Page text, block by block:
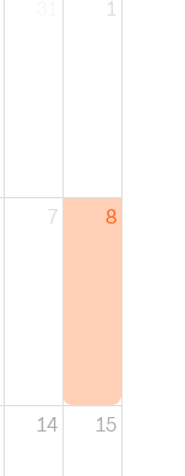
1
7 8
14 15